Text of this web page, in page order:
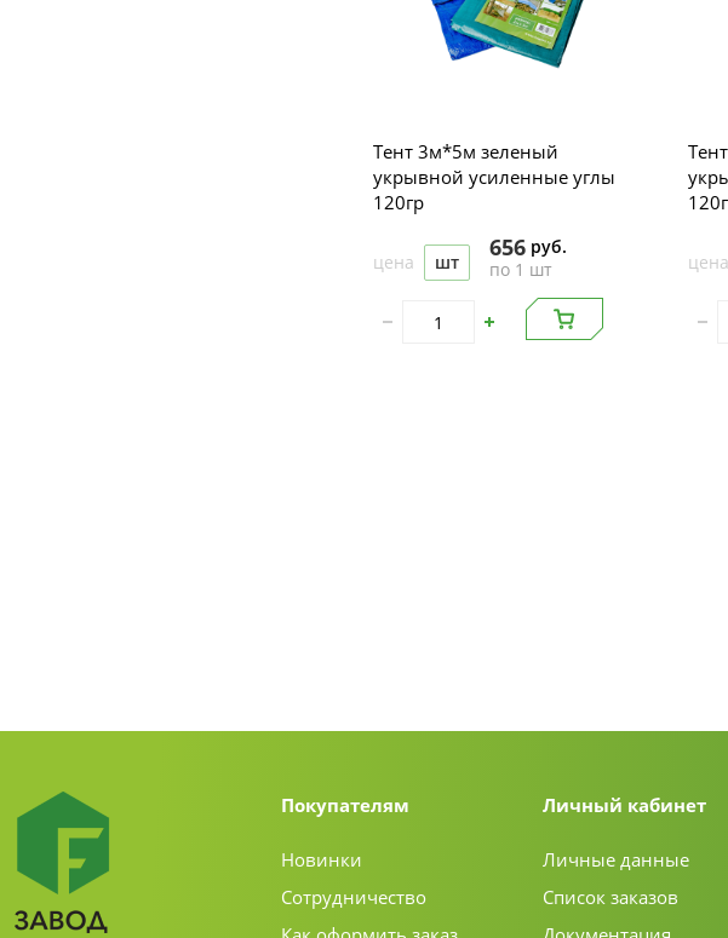
Тент 3м*5м зеленый
укрывной усиленные углы
120гр
цена шт
656 руб.
по 1 шт
Тент 3м*6м зеленый
цена
Покупателям
Новинки
Сотрудничество
Личный кабинет
Личные данные
Список заказов